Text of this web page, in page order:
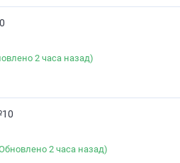
2 часа назад)
2 часа назад)